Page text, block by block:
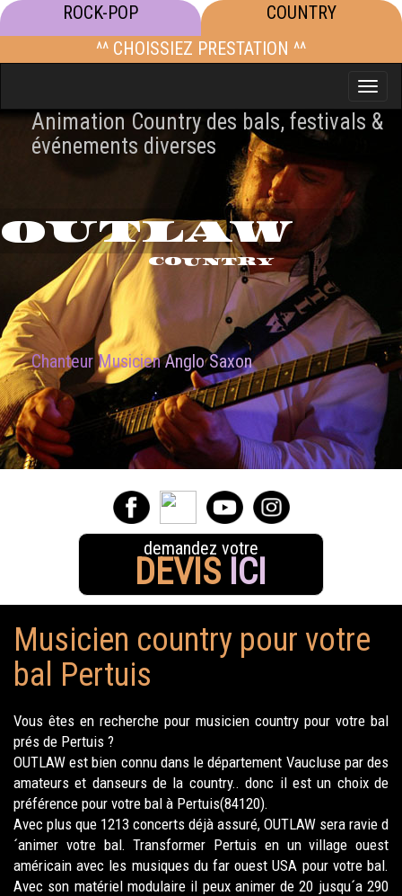
ROCK-POP
COUNTRY
^^ CHOISSIEZ PRESTATION ^^
Toggle
Animation Country des bals, festivals &
événements diverses
OUTLAW
COUNTRY
Chanteur MusicienAnglo Saxon
demandez votre
DEVIS ICI
Musicien country pour votre
bal Pertuis
Vous êtes en recherche pour musicien country pour votre bal
prés de Pertuis ?
OUTLAW est bien connu dans le département Vaucluse par des
amateurs et danseurs de la country.. donc il est un choix de
préférence pour votre bal à Pertuis(84120).
Avec plus que 1213 concerts déjà assuré, OUTLAW sera ravie d
´animer votre bal. Transformer Pertuis en un village ouest
américain avec les musiques du far ouest USA pour votre bal.
Avec son matériel modulaire il peux animer de 20 jusqu´a 290